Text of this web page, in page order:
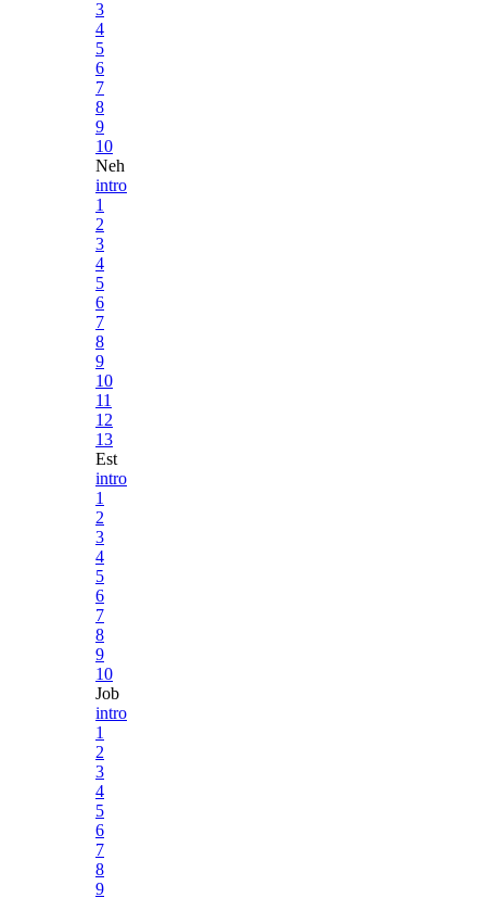
3
4
5
6
7
8
9
10
Neh
intro
1
2
3
4
5
6
7
8
9
10
11
12
13
Est
intro
1
2
3
4
5
6
7
8
9
10
Job
intro
1
2
3
4
5
6
7
8
9